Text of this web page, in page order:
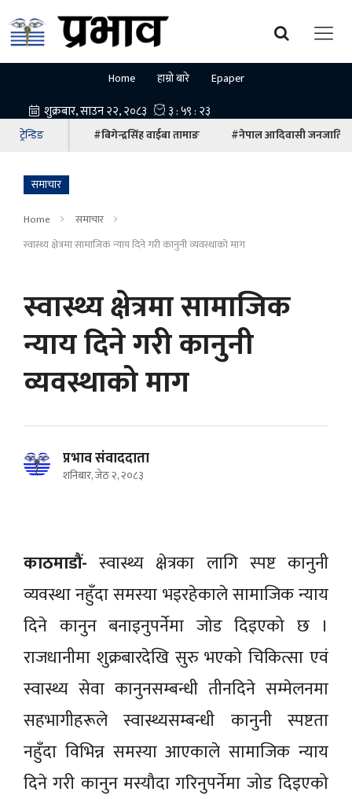
Home हाम्रो बारे Epaper
ट्रेन्डिङ #बिगेन्द्रसिंह वाईबा तामाङ #नेपाल आदिवासी जनजाति
समाचार
Home
समाचार
स्वास्थ्य क्षेत्रमा सामाजिक न्याय दिने गरी कानुनी व्यवस्थाको माग
स्वास्थ्य क्षेत्रमा सामाजिक
न्याय दिने गरी कानुनी
व्यवस्थाको माग
प्रभाव संवाददाता
शनिबार, जेठ २, २०८३
काठमाडौं-स्वास्थ्य क्षेत्रका लागि स्पष्ट कानुनी
व्यवस्था नहुँदा समस्या भइरहेकाले सामाजिक न्याय
दिने कानुन बनाइनुपर्नेमा जोड दिइएको छ ।
राजधानीमा शुक्रबारदेखि सुरु भएको चिकित्सा एवं
स्वास्थ्य सेवा कानुनसम्बन्धी तीनदिने सम्मेलनमा
सहभागीहरूले स्वास्थ्यसम्बन्धी कानुनी स्पष्टता
नहुँदा विभिन्न समस्या आएकाले सामाजिक न्याय
दिने गरी कानुन मस्यौदा गरिनुपर्नेमा जोड दिइएको